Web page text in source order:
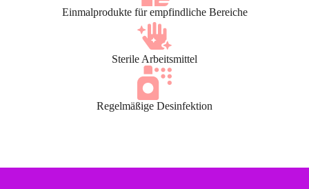
Einmalprodukte für empfindliche Bereiche
Sterile Arbeitsmittel
Regelmäßige Desinfektion